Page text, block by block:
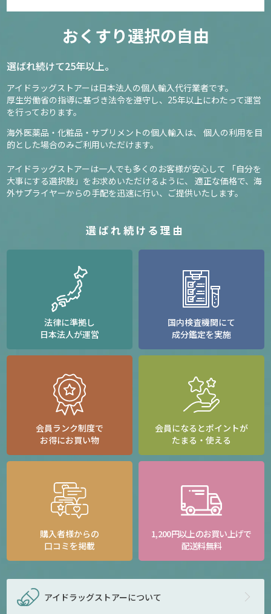
おくすり選択の自由
選ばれ続けて25年以上。
アイドラッグストアーは日本法人の個人輸入代行業者です。
厚生労働省の指導に基づき法令を遵守し、 25年以上にわたって運営
を行っております。
海外医薬品・化粧品・サプリメントの個人輸入は、
個人の利用を目
的とした場合のみご利用いただけます。
アイドラッグストアーは一人でも多くのお客様が安心して
「自分を
大事にする選択肢」をお求めいただけるように、
適正な価格で、海
外サプライヤーからの手配を迅速に行い、ご提供いたします。
選ばれ続ける理由
法律に準拠し
日本法人が運営
国内検査機関にて
成分鑑定を実施
会員ランク制度で
お得にお買い物
会員になるとポイントが
たまる・使える
購入者様からの
口コミを掲載
1,200円以上のお買い上げで
配送料無料
アイドラッグストアーについて